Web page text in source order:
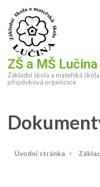
Přeskočit
obsah
(stiskněte
Enter)
ZŠ a MŠ Lučina
Základní škola a mateřská
příspěvková organizace
Úvodní stránka >